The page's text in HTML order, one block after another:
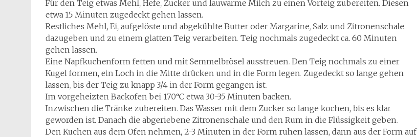
Für den Teig etwas Mehl, Hefe, Zucker und lauwarme Milch zu einen Vorteig zubereiten. Diesen
etwa 15 Minuten zugedeckt gehen lassen.
Restliches Mehl, Ei, aufgelöste und abgekühlte Butter oder Margarine, Salz und Zitronenschale
dazugeben und zu einem glatten Teig verarbeiten. Teig nochmals zugedeckt ca. 60 Minuten
gehen lassen.
Eine Napfkuchenform fetten und mit Semmelbrösel ausstreuen. Den Teig nochmals zu einer
Kugel formen, ein Loch in die Mitte drücken und in die Form legen. Zugedeckt so lange gehen
lassen, bis der Teig zu knapp 3/4 in der Form gegangen ist.
Im vorgeheizten Backofen bei 170°C etwa 30-35 Minuten backen.
Inzwischen die Tränke zubereiten. Das Wasser mit dem Zucker so lange kochen, bis es klar
geworden ist. Danach die abgeriebene Zitronenschale und den Rum in die Flüssigkeit geben.
Den Kuchen aus dem Ofen nehmen, 2-3 Minuten in der Form ruhen lassen, dann aus der Form auf